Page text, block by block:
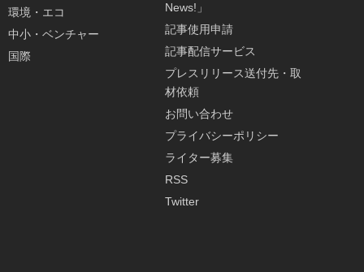
環境・エコ
中小・ベンチャー
国際
News!」
記事使用申請
記事配信サービス
プレスリリース送付先・取
材依頼
お問い合わせ
プライバシーポリシー
ライター募集
RSS
Twitter